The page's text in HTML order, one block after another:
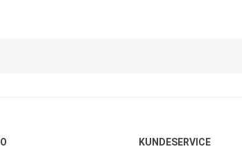
KUNDESERVICE